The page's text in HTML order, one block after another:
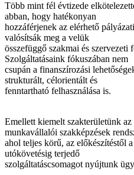
Több mint fél évtizede
abban, hogy hatékonyan
hozzáférjenek az elérhető
valósítsák meg a velük
összefüggő szakmai és szervezeti
Szolgáltatásaink fókuszában nem
csupán a finanszírozási
strukturált, célorientált és
fenntartható felhasználása is.
Emellett kiemelt szakterületünk
munkavállalói szakképzések
ahol teljes körű, az előkészítéstől
utókövetésig terjedő
szolgáltatáscsomagot nyújtunk